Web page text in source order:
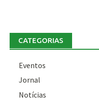
CATEGORIAS
Eventos
Jornal
Notícias